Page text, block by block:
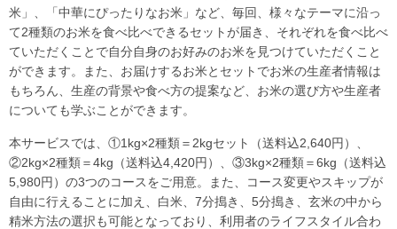
米」、「中華にぴったりなお米」など、毎回、様々なテーマに沿っ
て2種類のお米を食べ比べできるセットが届き、それぞれを食べ比べ
ていただくことで自分自身のお好みのお米を見つけていただくこと
ができます。また、お届けするお米とセットでお米の生産者情報は
もちろん、生産の背景や食べ方の提案など、お米の選び方や生産者
についても学ぶことができます。
本サービスでは、①1kg×2種類＝2kgセット（送料込2,640円）、
②2kg×2種類＝4kg（送料込4,420円）、③3kg×2種類＝6kg（送料込
5,980円）の3つのコースをご用意。また、コース変更やスキップが
自由に行えることに加え、白米、7分搗き、5分搗き、玄米の中から
精米方法の選択も可能となっており、利用者のライフスタイル合わ